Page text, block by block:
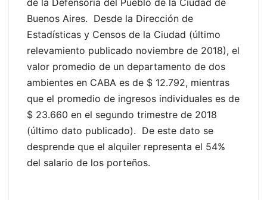
de la Defensoría del Pueblo de la Ciudad de
Buenos Aires. Desde la Dirección de
Estadísticas y Censos de la Ciudad (último
relevamiento publicado noviembre de 2018), el
valor promedio de un departamento de dos
ambientes en CABA es de $ 12.792, mientras
que el promedio de ingresos individuales es de
$ 23.660 en el segundo trimestre de 2018
(último dato publicado). De este dato se
desprende que el alquiler representa el 54%
del salario de los porteños.